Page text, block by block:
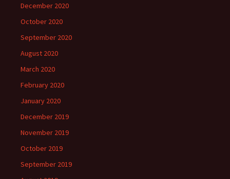
December 2020
October 2020
September 2020
August 2020
March 2020
February 2020
January 2020
December 2019
November 2019
October 2019
September 2019